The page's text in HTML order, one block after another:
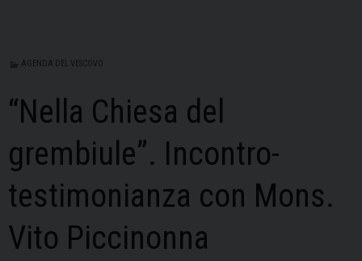
AGENDA DEL VESCOVO
“Nella Chiesa del
grembiule”. Incontro-
testimonianza con Mons.
Vito Piccinonna